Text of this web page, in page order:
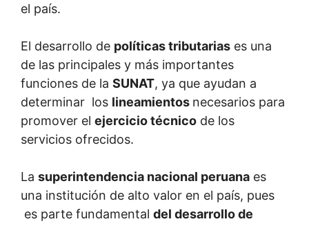
el país.
El desarrollo de políticas tributarias es una
de las principales y más importantes
funciones de la SUNAT, ya que ayudan a
determinar los lineamientos necesarios para
promover el ejercicio técnico de los
servicios ofrecidos.
La superintendencia nacional peruana es
una institución de alto valor en el país, pues
es parte fundamental del desarrollo de